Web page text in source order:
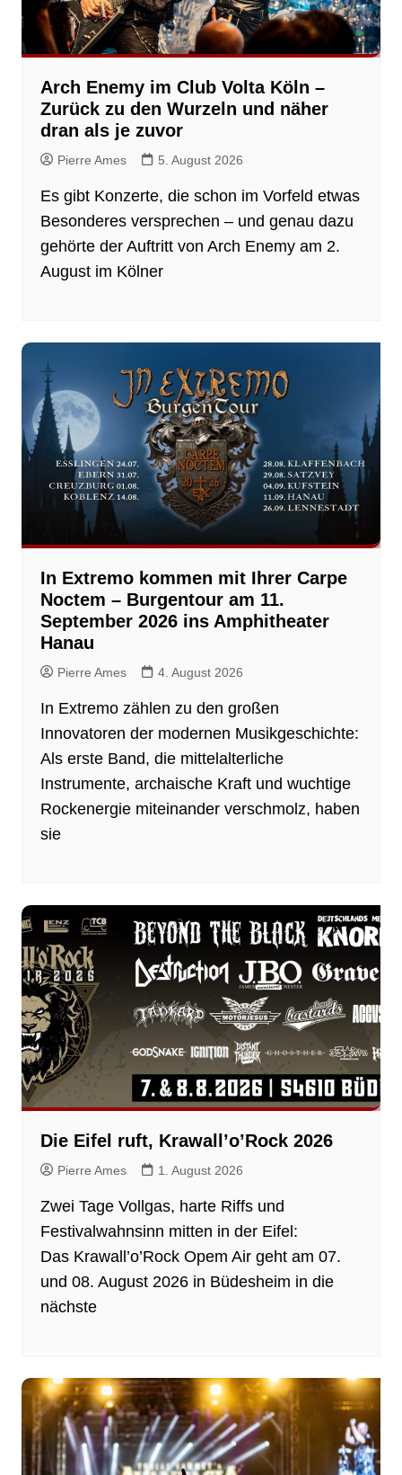
Arch Enemy im Club Volta Köln –
Zurück zu den Wurzeln und näher
dran als je zuvor
Pierre Ames 5. August 2026
Es gibt Konzerte, die schon im Vorfeld etwas
Besonderes versprechen – und genau dazu
gehörte der Auftritt von Arch Enemy am 2.
August im Kölner
In Extremo kommen mit Ihrer Carpe
Noctem – Burgentour am 11.
September 2026 ins Amphitheater
Hanau
Pierre Ames 4. August 2026
In Extremo zählen zu den großen
Innovatoren der modernen Musikgeschichte:
Als erste Band, die mittelalterliche
Instrumente, archaische Kraft und wuchtige
Rockenergie miteinander verschmolz, haben
sie
Die Eifel ruft, Krawall’o’Rock 2026
Pierre Ames 1. August 2026
Zwei Tage Vollgas, harte Riffs und
Festivalwahnsinn mitten in der Eifel:
Das Krawall’o’Rock Opem Air geht am 07.
und 08. August 2026 in Büdesheim in die
nächste